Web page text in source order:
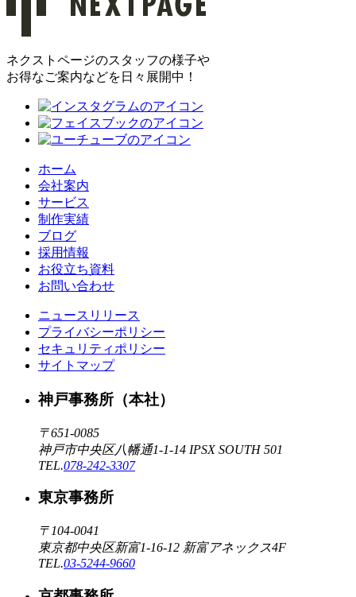
ネクストページのスタッフの様子や
お得なご案内などを日々展開中！
ホーム
会社案内
サービス
制作実績
ブログ
採用情報
お役立ち資料
お問い合わせ
ニュースリリース
プライバシーポリシー
セキュリティポリシー
サイトマップ
神戸事務所（本社）
〒651-0085
神戸市中央区八幡通1-1-14 IPSX SOUTH 501
TEL.078-242-3307
東京事務所
〒104-0041
東京都中央区新富1-16-12 新富アネックス4F
TEL.03-5244-9660